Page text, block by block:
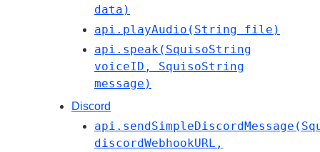
data)
api.playAudio(String file)
api.speak(SquisoString
voiceID, SquisoString
message)
Discord
discordWebhookURL,